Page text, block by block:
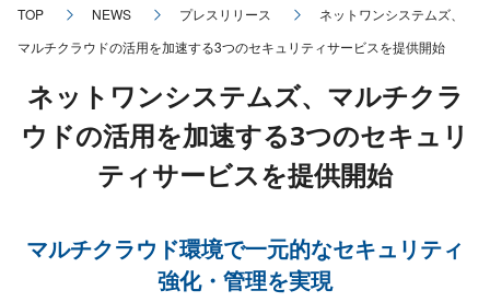
TOP NEWS プレスリリース
ネットワンシステムズ、
マルチクラウドの活用を加速する3つのセキュリティサービスを提供開始
ネットワンシステムズ、マルチクラ
ウドの活用を加速する3つのセキュリ
ティサービスを提供開始
マルチクラウド環境で一元的なセキュリティ
強化・管理を実現